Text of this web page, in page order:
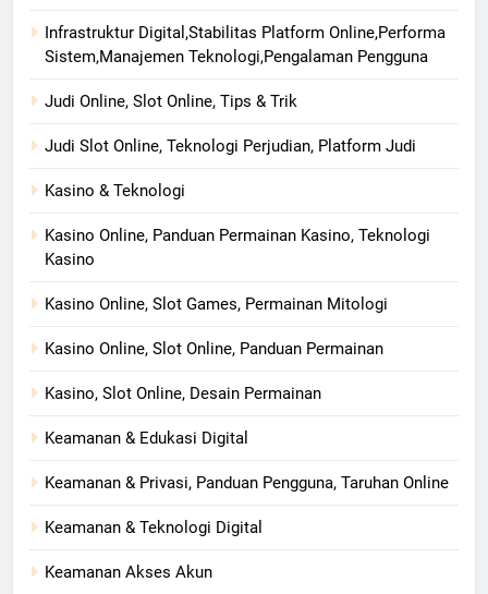
Infrastruktur Digital,Stabilitas Platform Online,Performa
Sistem,Manajemen Teknologi,Pengalaman Pengguna
Judi Online, Slot Online, Tips & Trik
Judi Slot Online, Teknologi Perjudian, Platform Judi
Kasino & Teknologi
Kasino Online, Panduan Permainan Kasino, Teknologi
Kasino
Kasino Online, Slot Games, Permainan Mitologi
Kasino Online, Slot Online, Panduan Permainan
Kasino, Slot Online, Desain Permainan
Keamanan & Edukasi Digital
Keamanan & Privasi, Panduan Pengguna, Taruhan Online
Keamanan & Teknologi Digital
Keamanan Akses Akun